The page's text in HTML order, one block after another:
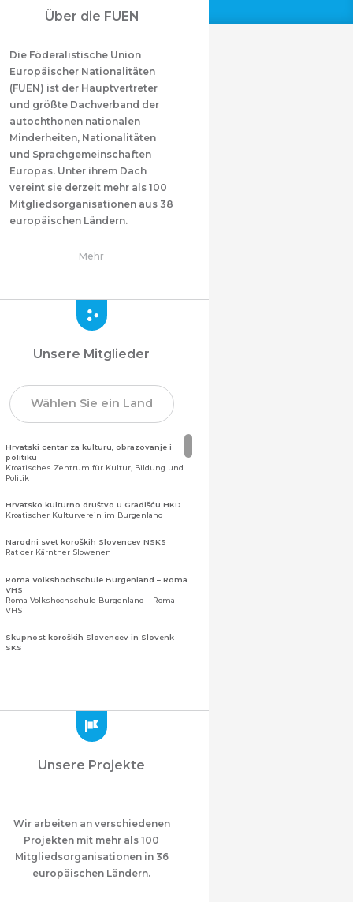
Über die FUEN
Die Föderalistische Union
Europäischer Nationalitäten
(FUEN) ist der Hauptvertreter
und größte Dachverband der
autochthonen nationalen
Minderheiten, Nationalitäten
und Sprachgemeinschaften
Europas. Unter ihrem Dach
vereint sie derzeit mehr als 100
Mitgliedsorganisationen aus 38
europäischen Ländern.
Mehr
Unsere Mitglieder
Wählen Sie ein Land
Hrvatski centar za kulturu, obrazovanje i
politiku
Kroatisches Zentrum für Kultur, Bildung und
Politik
Hrvatsko kulturno društvo u Gradišću HKD
Kroatischer Kulturverein im Burgenland
Narodni svet koroških Slovencev NSKS
Rat der Kärntner Slowenen
Roma Volkshochschule Burgenland – Roma
VHS
Roma Volkshochschule Burgenland – Roma
VHS
Skupnost koroških Slovencev in Slovenk
SKS
Montenegrinische Gemeinschaft in Albanien
Mazedonischer Verein "Ilinden" – Tirana
Meshet Türkleri Cemiyeti Azerbaycan’da
“VATAN”
"Vatan" Öffentliche Union der in
Aserbaidschan lebenden Ahiska-Türken
Unsere Projekte
Wir arbeiten an verschiedenen
Projekten mit mehr als 100
Mitgliedsorganisationen in 36
europäischen Ländern.